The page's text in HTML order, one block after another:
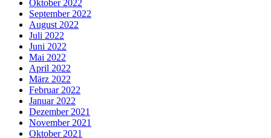
Oktober 2022
September 2022
August 2022
Juli 2022
Juni 2022
Mai 2022
April 2022
März 2022
Februar 2022
Januar 2022
Dezember 2021
November 2021
Oktober 2021